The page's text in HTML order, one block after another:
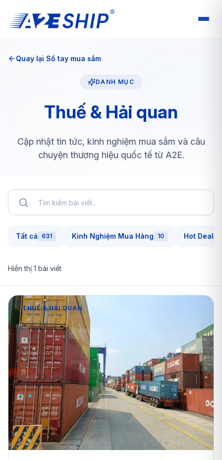
Quay lại Sổ tay mua sắm
DANH MỤC
Thuế & Hải quan
Cập nhật tin tức, kinh nghiệm mua sắm và câu
chuyện thương hiệu quốc tế từ A2E.
Tất cả 631 Kinh Nghiệm Mua Hàng 10 Hot Deals
Hiển thị 1 bài viết
THUẾ & HẢI QUAN